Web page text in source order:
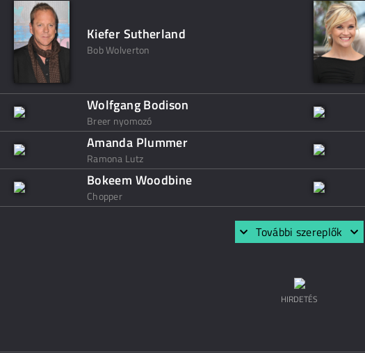
Kiefer Sutherland
Bob Wolverton
Wolfgang Bodison
Breer nyomozó
Amanda Plummer
Ramona Lutz
Bokeem Woodbine
Chopper
További szereplők
HIRDETÉS